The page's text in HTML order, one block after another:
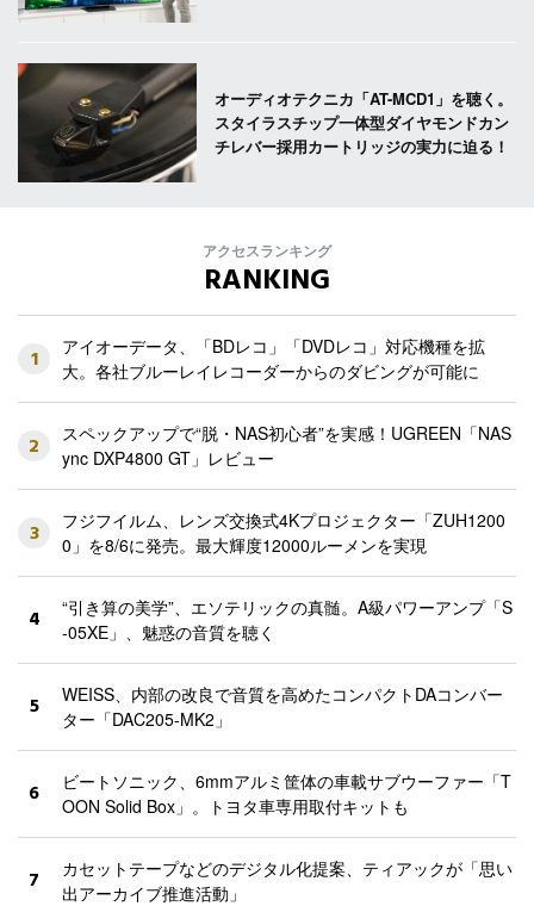
オーディオテクニカ「AT-MCD1」を聴く。
スタイラスチップ一体型ダイヤモンドカン
チレバー採用カートリッジの実力に迫る！
アクセスランキング
RANKING
1
アイオーデータ、「BDレコ」「DVDレコ」対応機種を拡
大。各社ブルーレイレコーダーからのダビングが可能に
2
スペックアップで“脱・NAS初心者”を実感！UGREEN「NAS
ync DXP4800 GT」レビュー
3
フジフイルム、レンズ交換式4Kプロジェクター「ZUH1200
0」を8/6に発売。最大輝度12000ルーメンを実現
4
“引き算の美学”、エソテリックの真髄。A級パワーアンプ「S
-05XE」、魅惑の音質を聴く
5
WEISS、内部の改良で音質を高めたコンパクトDAコンバー
ター「DAC205-MK2」
6
ビートソニック、6mmアルミ筐体の車載サブウーファー「T
OON Solid Box」。トヨタ車専用取付キットも
7
カセットテープなどのデジタル化提案、ティアックが「思い
出アーカイブ推進活動」